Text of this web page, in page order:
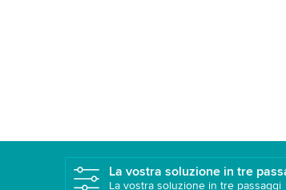
La vostra soluzione in tre
La vostra soluzione in tre passaggi